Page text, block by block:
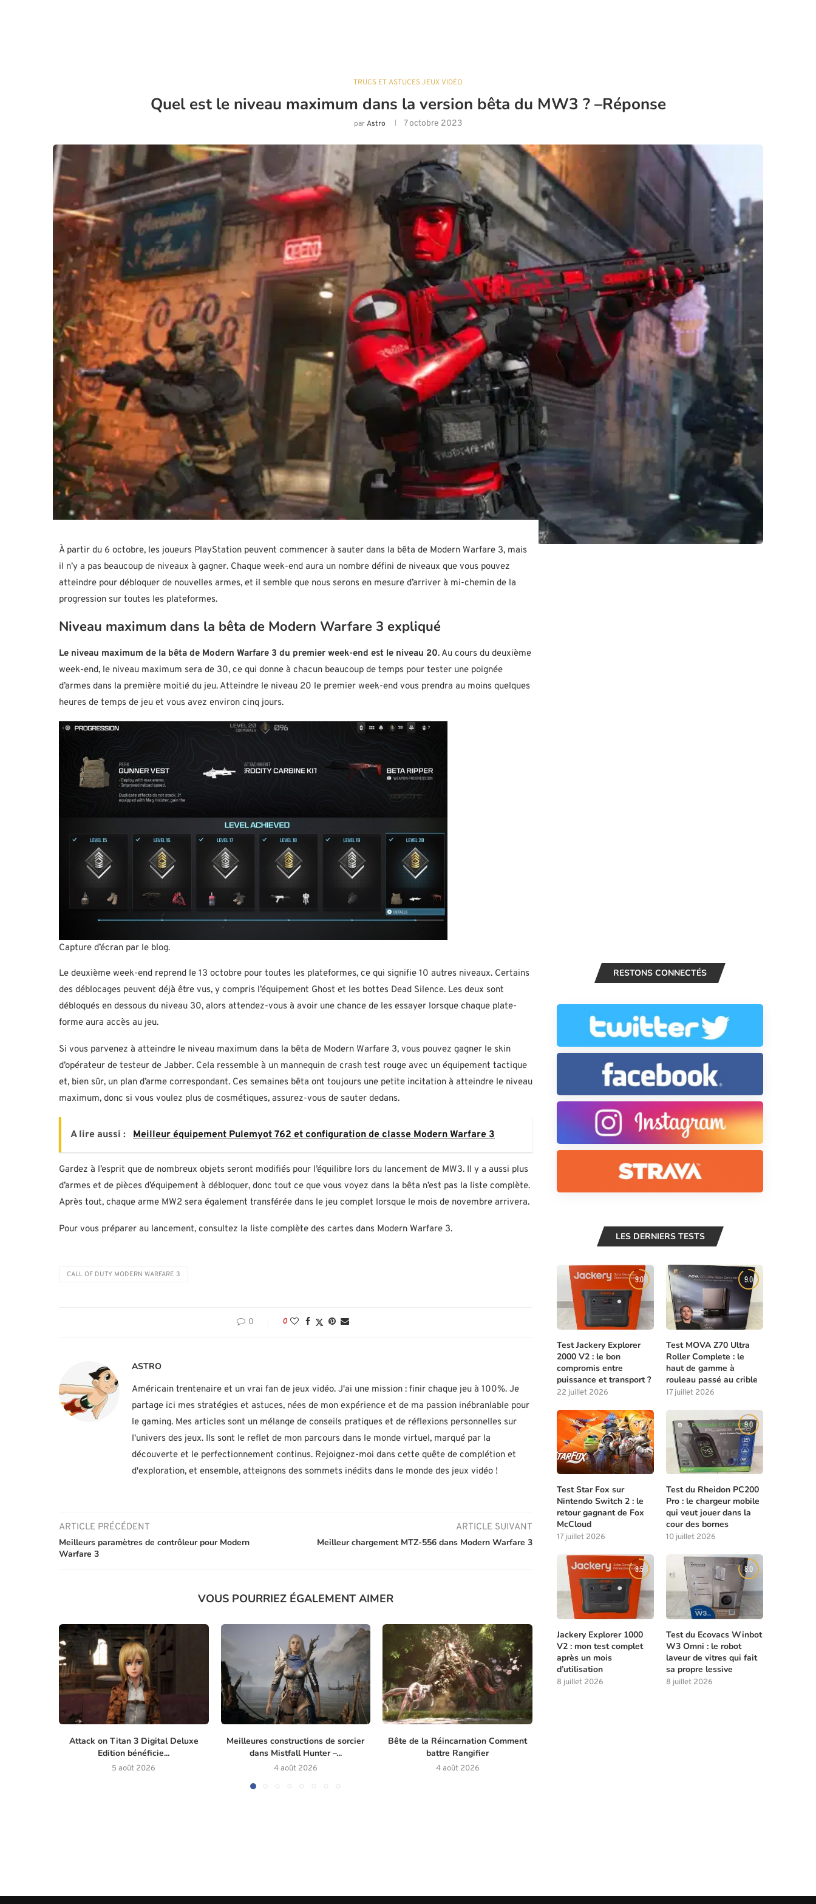
TRUCS ET ASTUCES JEUX VIDÉO
Quel est le niveau maximum dans la version bêta du MW3 ? –Réponse
parAstro 7 octobre 2023
À partir du 6 octobre, les joueurs PlayStation peuvent commencer à sauter dans la bêta de Modern Warfare 3, mais
il n’y a pas beaucoup de niveaux à gagner. Chaque week-end aura un nombre défini de niveaux que vous pouvez
atteindre pour débloquer de nouvelles armes, et il semble que nous serons en mesure d’arriver à mi-chemin de la
progression sur toutes les plateformes.
Niveau maximum dans la bêta de Modern Warfare 3 expliqué
Le niveau maximum de la bêta de Modern Warfare 3 du premier week-end est le niveau 20. Au cours du deuxième
week-end, le niveau maximum sera de 30, ce qui donne à chacun beaucoup de temps pour tester une poignée
d’armes dans la première moitié du jeu. Atteindre le niveau 20 le premier week-end vous prendra au moins quelques
heures de temps de jeu et vous avez environ cinq jours.
Capture d’écran par le blog.
Le deuxième week-end reprend le 13 octobre pour toutes les plateformes, ce qui signifie 10 autres niveaux. Certains
des déblocages peuvent déjà être vus, y compris l’équipement Ghost et les bottes Dead Silence. Les deux sont
débloqués en dessous du niveau 30, alors attendez-vous à avoir une chance de les essayer lorsque chaque plate-
forme aura accès au jeu.
Si vous parvenez à atteindre le niveau maximum dans la bêta de Modern Warfare 3, vous pouvez gagner le skin
d’opérateur de testeur de Jabber. Cela ressemble à un mannequin de crash test rouge avec un équipement tactique
et, bien sûr, un plan d’arme correspondant. Ces semaines bêta ont toujours une petite incitation à atteindre le niveau
maximum, donc si vous voulez plus de cosmétiques, assurez-vous de sauter dedans.
A lire aussi : Meilleur équipement Pulemyot 762 et configuration de classe Modern Warfare 3
Gardez à l’esprit que de nombreux objets seront modifiés pour l’équilibre lors du lancement de MW3. Il y a aussi plus
d’armes et de pièces d’équipement à débloquer, donc tout ce que vous voyez dans la bêta n’est pas la liste complète.
Après tout, chaque arme MW2 sera également transférée dans le jeu complet lorsque le mois de novembre arrivera.
Pour vous préparer au lancement, consultez la liste complète des cartes dans Modern Warfare 3.
CALL OF DUTY MODERN WARFARE 3
0 0
ASTRO
Américain trentenaire et un vrai fan de jeux vidéo. J'ai une mission : finir chaque jeu à 100%. Je
partage ici mes stratégies et astuces, nées de mon expérience et de ma passion inébranlable pour
le gaming. Mes articles sont un mélange de conseils pratiques et de réflexions personnelles sur
l'univers des jeux. Ils sont le reflet de mon parcours dans le monde virtuel, marqué par la
découverte et le perfectionnement continus. Rejoignez-moi dans cette quête de complétion et
d'exploration, et ensemble, atteignons des sommets inédits dans le monde des jeux vidéo !
ARTICLE PRÉCÉDENT
Meilleurs paramètres de contrôleur pour Modern
Warfare 3
ARTICLE SUIVANT
Meilleur chargement MTZ-556 dans Modern Warfare 3
VOUS POURRIEZ ÉGALEMENT AIMER
Attack on Titan 3 Digital Deluxe
Edition bénéficie...
5 août 2026
Meilleures constructions de sorcier
dans Mistfall Hunter –...
4 août 2026
Bête de la Réincarnation Comment
battre Rangifier
4 août 2026
RESTONS CONNECTÉS
LES DERNIERS TESTS
9.0
Test Jackery Explorer
2000 V2 : le bon
compromis entre
puissance et transport ?
22 juillet 2026
9.0
Test MOVA Z70 Ultra
Roller Complete : le
haut de gamme à
rouleau passé au crible
17 juillet 2026
8.0
Test Star Fox sur
Nintendo Switch 2 : le
retour gagnant de Fox
McCloud
17 juillet 2026
9.0
Test du Rheidon PC200
Pro : le chargeur mobile
qui veut jouer dans la
cour des bornes
10 juillet 2026
8.5
Jackery Explorer 1000
V2 : mon test complet
après un mois
d’utilisation
8 juillet 2026
8.0
Test du Ecovacs Winbot
W3 Omni : le robot
laveur de vitres qui fait
sa propre lessive
8 juillet 2026